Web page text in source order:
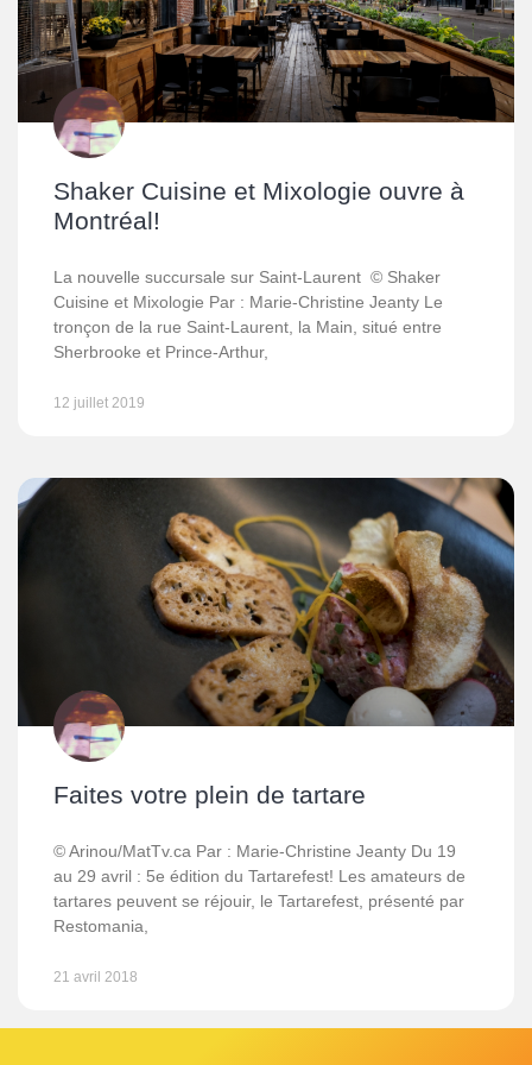
Shaker Cuisine et Mixologie ouvre à
Montréal!
La nouvelle succursale sur Saint-Laurent © Shaker
Cuisine et Mixologie Par : Marie-Christine Jeanty Le
tronçon de la rue Saint-Laurent, la Main, situé entre
Sherbrooke et Prince-Arthur,
12 juillet 2019
Faites votre plein de tartare
© Arinou/MatTv.ca Par : Marie-Christine Jeanty Du 19
au 29 avril : 5e édition du Tartarefest! Les amateurs de
tartares peuvent se réjouir, le Tartarefest, présenté par
Restomania,
21 avril 2018